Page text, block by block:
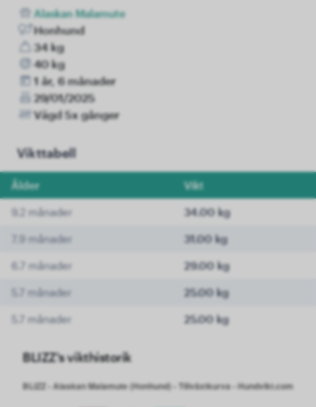
Alaskan Malamute
Honhund
34 kg
40 kg
1 år, 6 månader
29/01/2025
Vägd 5x gånger
Vikttabell
Ålder Vikt
9.2 månader 34.00 kg
7.9 månader 31.00 kg
6.7 månader 29.00 kg
5.7 månader 25.00 kg
5.7 månader 25.00 kg
BLIZZ's vikthistorik